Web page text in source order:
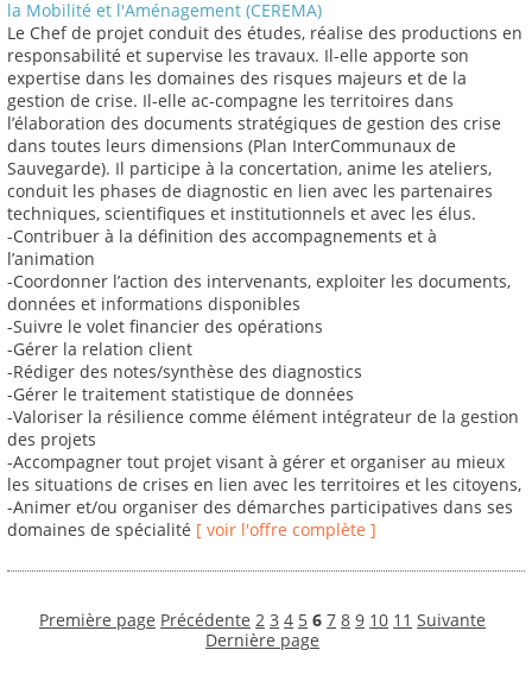
la Mobilité et l'Aménagement (CEREMA)
Le Chef de projet conduit des études, réalise des productions en
responsabilité et supervise les travaux. Il-elle apporte son
expertise dans les domaines des risques majeurs et de la
gestion de crise. Il-elle ac-compagne les territoires dans
l’élaboration des documents stratégiques de gestion des crise
dans toutes leurs dimensions (Plan InterCommunaux de
Sauvegarde). Il participe à la concertation, anime les ateliers,
conduit les phases de diagnostic en lien avec les partenaires
techniques, scientifiques et institutionnels et avec les élus.
-Contribuer à la définition des accompagnements et à
l’animation
-Coordonner l’action des intervenants, exploiter les documents,
données et informations disponibles
-Suivre le volet financier des opérations
-Gérer la relation client
-Rédiger des notes/synthèse des diagnostics
-Gérer le traitement statistique de données
-Valoriser la résilience comme élément intégrateur de la gestion
des projets
-Accompagner tout projet visant à gérer et organiser au mieux
les situations de crises en lien avec les territoires et les citoyens,
-Animer et/ou organiser des démarches participatives dans ses
domaines de spécialité [ voir l'offre complète ]
Première page Précédente 2 3 4 5 6 7 8 9 10 11 Suivante
Dernière page